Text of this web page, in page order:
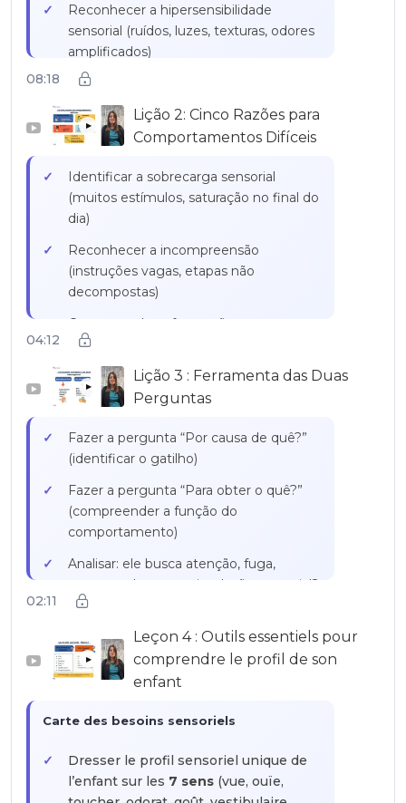
Reconhecer a hipersensibilidade
sensorial (ruídos, luzes, texturas, odores
amplificados)
Identificar a hipossensibilidade (busca
por estimulações intensas, necessidade
de tocar, mover-se)
permanente (mundo percebido como
imprevisível, medo de mudanças)
Criar segurança através da
previsibilidade e das rotinas
08:18
▶
Lição 2: Cinco Razões para
Comportamentos Difíceis
Identificar a sobrecarga sensorial
(muitos estímulos, saturação no final do
dia)
Reconhecer a incompreensão
(instruções vagas, etapas não
decompostas)
Compreender a frustração
(impossibilidade de obter ou conseguir
Antecipar o impacto das mudanças e
Preparar as transições (passagem de
uma atividade para outra)
04:12
▶
Lição 3 : Ferramenta das Duas
Perguntas
Fazer a pergunta “Por causa de quê?”
(identificar o gatilho)
Fazer a pergunta “Para obter o quê?”
(compreender a função do
comportamento)
Analisar: ele busca atenção, fuga,
acesso a algo ou estimulação sensorial?
identificada
Propor soluções que respeitem as
necessidades da criança
02:11
▶
Leçon 4 : Outils essentiels pour
comprendre le profil de son
enfant
Carte des besoins sensoriels
Dresser le profil sensoriel unique de
l’enfant sur les 7 sens (vue, ouïe,